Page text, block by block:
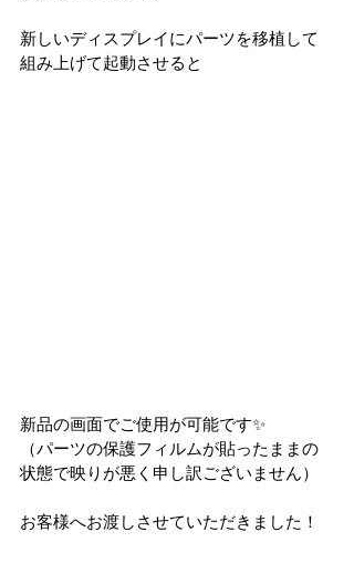
新しいディスプレイにパーツを移植して
組み上げて起動させると
新品の画面でご使用が可能です✨
（パーツの保護フィルムが貼ったままの
状態で映りが悪く申し訳ございません）
お客様へお渡しさせていただきました！